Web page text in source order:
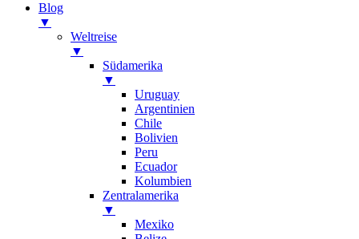
Blog
▼
Weltreise
▼
Südamerika
▼
Uruguay
Argentinien
Chile
Bolivien
Peru
Ecuador
Kolumbien
Zentralamerika
▼
Mexiko